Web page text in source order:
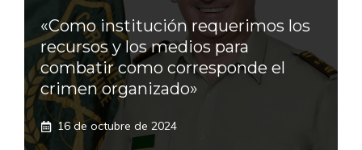
«Como institución requerimos los
recursos y los medios para
combatir como corresponde el
crimen organizado»
16 de octubre de 2024